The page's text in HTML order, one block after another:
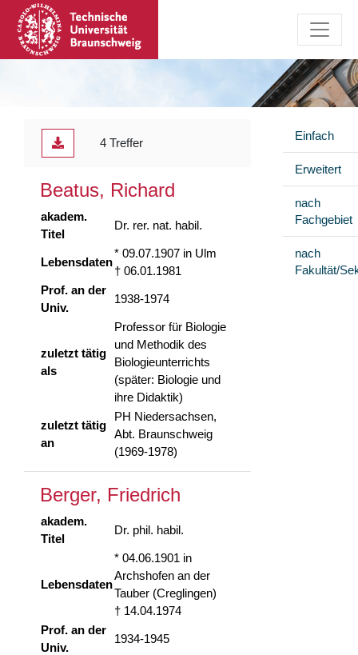
4 Treffer
Beatus, Richard
akadem.
Titel
Dr. rer. nat. habil.
Lebensdaten
* 09.07.1907 in Ulm
† 06.01.1981
Prof. an der
Univ.
1938-1974
zuletzt tätig
als
Professor für Biologie
und Methodik des
Biologieunterrichts
(später: Biologie und
ihre Didaktik)
zuletzt tätig
an
PH Niedersachsen,
Abt. Braunschweig
(1969-1978)
Berger, Friedrich
akadem.
Titel
Dr. phil. habil.
Lebensdaten
* 04.06.1901 in
Archshofen an der
Tauber (Creglingen)
† 14.04.1974
Prof. an der
Univ.
1934-1945
Einfach
Erweitert
nach
Fachgebiet
nach
Fakultät/